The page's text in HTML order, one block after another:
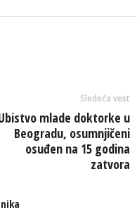
Sledeća vest
mlade doktorke u
Beogradu, osumnjičeni
osuđen na 15 godina
zatvora